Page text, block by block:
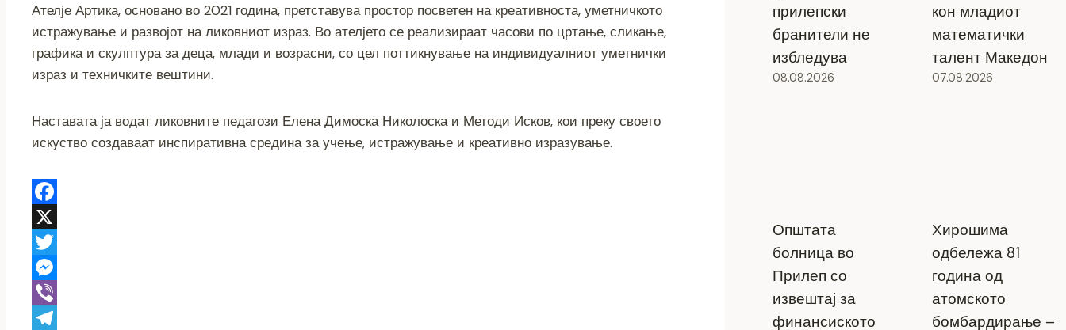
Ателје Артика, основано во 2021 година, претставува простор посветен на креативноста, уметничкото
истражување и развојот на ликовниот израз. Во ателјето се реализираат часови по цртање, сликање,
графика и скулптура за деца, млади и возрасни, со цел поттикнување на индивидуалниот уметнички
израз и техничките вештини.
Наставата ја водат ликовните педагози Елена Димоска Николоска и Методи Исков, кои преку своето
искуство создаваат инспиративна средина за учење, истражување и креативно изразување.
F
a
c
e
b
X
T
w
M
e
V
прилепски
бранители не
избледува
08.08.2026
кон младиот
математички
талент Македон
07.08.2026
Општата
болница во
Прилеп со
извештај за
финансиското
Хирошима
одбележа 81
година од
атомското
бомбардирање –